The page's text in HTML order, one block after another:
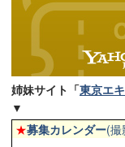
姉妹サイト「東京エ
▼
★募集カレンダー(撮